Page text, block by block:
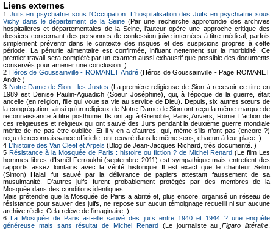
Liens externes
1 Juifs en psychiatrie sous l'Occupation. L'hospitalisation des Juifs en psychiatrie sous
Vichy dans le département de la Seine (Par une recherche approfondie des archives
hospitalières et départementales de la Seine, l'auteur opère une approche critique des
dossiers concernant des personnes de confession juive internées à titre médical, parfois
simplement préventif dans le contexte des risques et des suspicions propres à cette
période. La pénurie alimentaire est confirmée, influant nettement sur la morbidité. Ce
premier travail sera complété par un examen aussi exhaustif que possible des documents
conservés pour amener une conclusion. )
2 Héros de Goussainville - ROMANET André(Héros de Goussainville - Page ROMANET
André )
3 Notre Dame de Sion : les Justes (La première religieuse de Sion à recevoir ce titre en
1989 est Denise Paulin-Aguadich (Soeur Joséphine), qui, à l’époque de la guerre, était
ancelle (en religion, fille qui voue sa vie au service de Dieu). Depuis, six autres sœurs de
la congrégation, ainsi qu’un religieux de Notre-Dame de Sion ont reçu la même marque de
reconnaissance à titre posthume. Ils ont agi à Grenoble, Paris, Anvers, Rome. L’action de
ces religieuses et religieux qui ont sauvé des Juifs pendant la deuxième guerre mondiale
mérite de ne pas être oubliée. Et il y en a d’autres, qui, même s’ils n’ont pas (encore ?)
reçu de reconnaissance officielle, ont œuvré dans le même sens, chacun à leur place. )
4 L'histoire des Van Cleef et Arpels (Blog de Jean-Jacques Richard, très documenté. )
5 Résistance à la Mosquée de Paris : histoire ou fiction ? de Michel Renard (Le film Les
hommes libres d'Ismël Ferroukhi (septembre 2011) est sympathique mais entretient des
rapports assez lointains avec la vérité historique. Il est exact que le chanteur Selim
(Simon) Halali fut sauvé par la délivrance de papiers attestant faussement de sa
musulmanité. D'autres juifs furent probablement protégés par des membres de la
Mosquée dans des conditions identiques.
Mais prétendre que la Mosquée de Paris a abrité et, plus encore, organisé un réseau de
résistance pour sauver des juifs, ne repose sur aucun témoignage recueilli ni sur aucune
archive réelle. Cela relève de l'imaginaire. )
6La Mosquée de Paris a-t-elle sauvé des juifs entre 1940 et 1944 ? une enquête
généreuse mais sans résultat de Michel Renard(Le journaliste auFigaro littéraire